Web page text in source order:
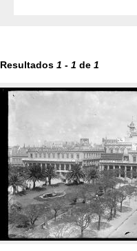
Resultados 1 - 1 de 1